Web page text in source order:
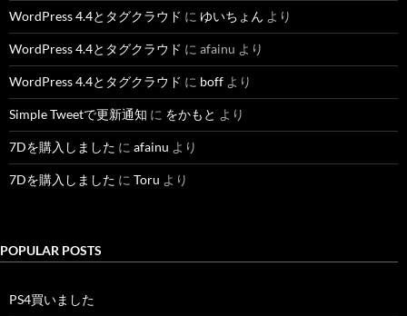
WordPress 4.4とタグクラウド に ゆいちょん より
WordPress 4.4とタグクラウド に afainu より
WordPress 4.4とタグクラウド に boff より
Simple Tweetで更新通知 に をかもと より
7Dを購入しました に afainu より
7Dを購入しました に Toru より
POPULAR POSTS
PS4買いました